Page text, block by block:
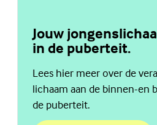
Jouw
in de puberteit.
Lees hier meer over de
lichaam aan de binnen-en
de puberteit.